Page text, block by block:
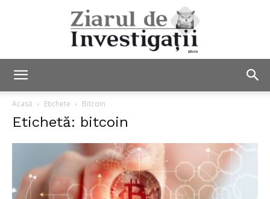
Investigații
Acasă Etichete Bitcoin
Etichetă: bitcoin